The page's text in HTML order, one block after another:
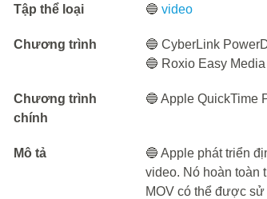
Tập thể loại 🔵video
Chương trình
🔵 CyberLink
🔵 Roxio Easy
Chương trình
chính
🔵 Apple QuickTime
Mô tả
🔵 Apple phát triển
video. Nó hoàn toàn
MOV có thể được